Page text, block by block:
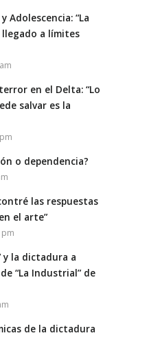
Adolescencia: “La
a límites
en el Delta: “Lo
salvar es la
o dependencia?
las respuestas
el arte”
y la dictadura a
“La Industrial” de
de la dictadura